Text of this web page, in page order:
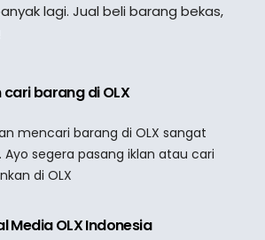
lagi. Jual beli barang bekas,
barang di OLX
mencari barang di OLX sangat
segera pasang iklan atau cari
di OLX
Media OLX Indonesia